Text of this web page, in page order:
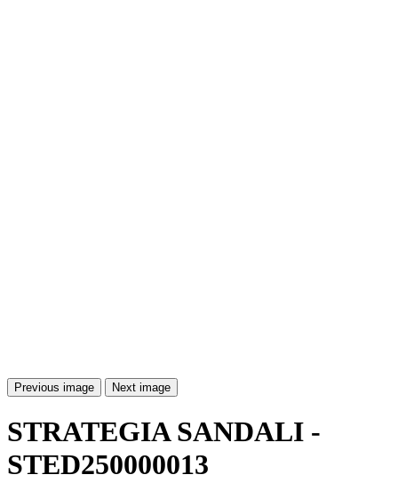
Previous image Next image
STRATEGIA SANDALI -
STED250000013